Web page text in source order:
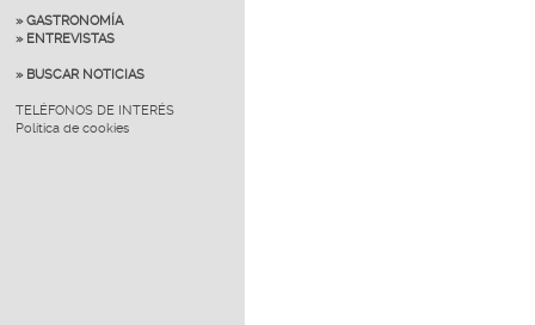
» GASTRONOMÍA
» ENTREVISTAS
» BUSCAR NOTICIAS
TELÉFONOS DE INTERÉS
Política de cookies